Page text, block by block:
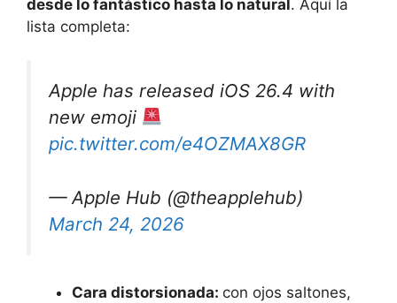
desde lo fantástico hasta lo natural. Aquí la
lista completa:
Apple has released iOS 26.4 with
new emoji
pic.twitter.com/e4OZMAX8GR
— Apple Hub (@theapplehub)
March 24, 2026
Cara distorsionada: con ojos saltones,